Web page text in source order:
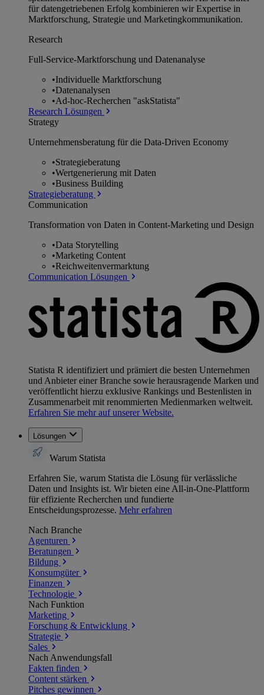
für datengetriebenen Erfolg kombinieren wir Expertise in
Marktforschung, Strategie und Marketingkommunikation.
Research
Full-Service-Marktforschung und Datenanalyse
•Individuelle Marktforschung
•Datenanalysen
•Ad-hoc-Recherchen "askStatista"
Research Lösungen
Strategy
Unternehmens­beratung für die Data-Driven Economy
•Strategieberatung
•Wertgenerierung mit Daten
•Business Building
Strategieberatung
Communication
Transformation von Daten in Content-Marketing und Design
•Data Storytelling
•Marketing Content
•Reichweitenvermarktung
Communication Lösungen
Statista R identifiziert und prämiert die besten Unternehmen
und Anbieter einer Branche sowie herausragende Marken und
veröffentlicht hierzu exklusive Rankings und Bestenlisten in
Zusammenarbeit mit renommierten Medienmarken weltweit.
Erfahren Sie mehr auf unserer Website.
Lösungen
Warum Statista
Erfahren Sie, warum Statista die Lösung für verlässliche
Daten und Insights ist. Wir bieten eine All-in-One-Plattform
für effiziente Recherchen und fundierte
Entscheidungsprozesse. Mehr erfahren
Nach Branche
Agenturen
Beratungen
Bildung
Konsumgüter
Finanzen
Technologie
Nach Funktion
Marketing
Forschung & Entwicklung
Strategie
Sales
Nach Anwendungsfall
Fakten finden
Content stärken
Pitches gewinnen